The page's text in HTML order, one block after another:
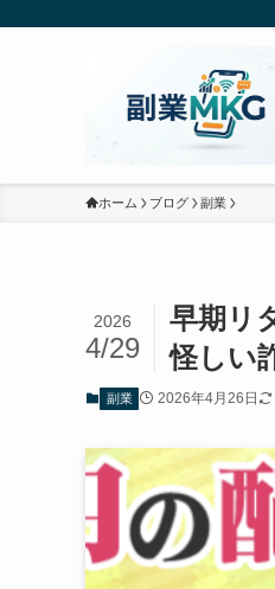
ホーム ブログ 副業
早期リ
怪しい
2026
4/29
副業 2026年4月26日